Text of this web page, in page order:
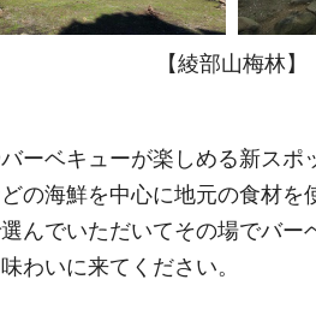
【綾部山梅林】
ーベキューが楽しめる新ス
の海鮮を中心に地元の食材
んでいただいてその場でバ
わいに来てください。